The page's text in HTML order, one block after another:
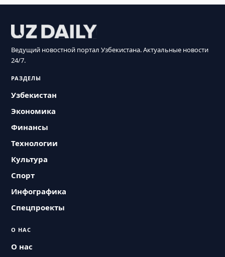
Ведущий новостной портал Узбекистана. Актуальные новости
24/7.
РАЗДЕЛЫ
Узбекистан
Экономика
Финансы
Технологии
Культура
Спорт
Инфографика
Спецпроекты
О НАС
О нас